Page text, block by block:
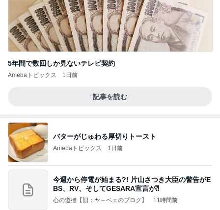
5年間で数回しか見ないテレビ契約
Amebaトピックス 1日前
記事を読む
バターがじゅわる厚切りトースト
Amebaトピックス 1日前
今週から停電が始まる?! 片山さつき大臣の警告がE
BS、RV、そしてGESARA宣言が⁈
心の道標【旧：ヤ～ベェのブログ】 11時間前